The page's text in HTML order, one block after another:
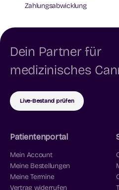
Zahlungsabwicklung
Dein Partner für
medizinisches
Live-Bestand prüfen
Patientenportal
Mein Account
Meine Bestellungen
Meine Termine
Vertrag widerrufen